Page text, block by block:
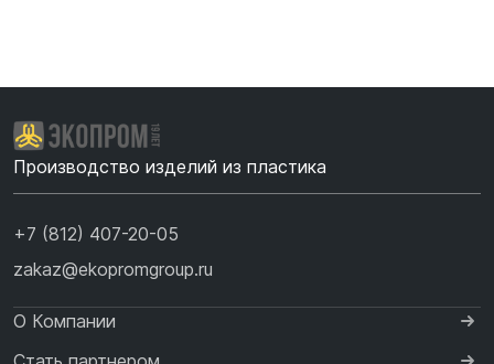
Производство изделий из пластика
+7 (812) 407-20-05
zakaz@ekopromgroup.ru
О Компании